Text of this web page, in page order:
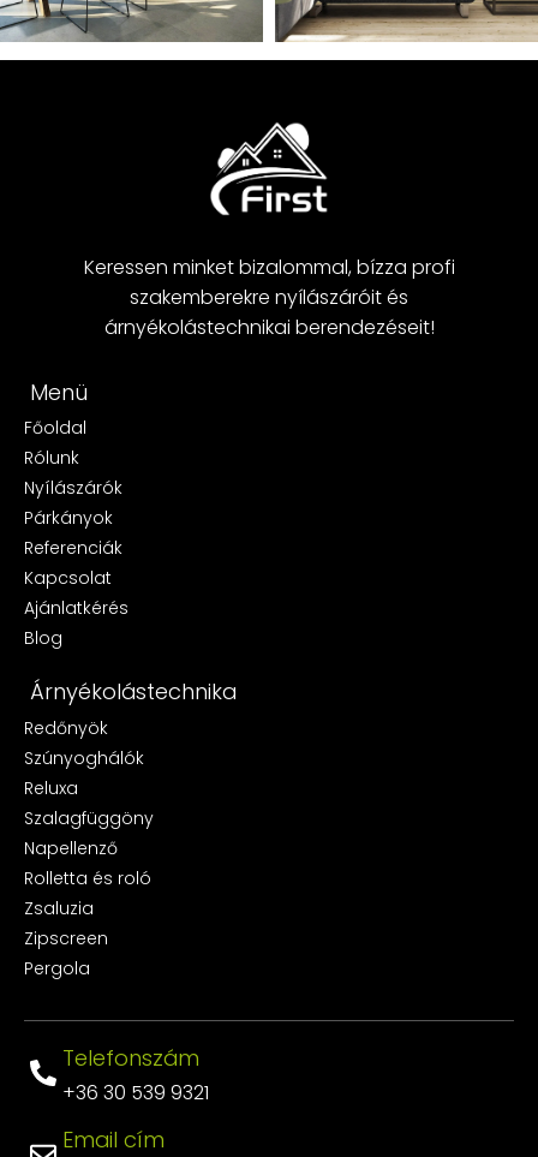
Keressen minket bizalommal, bízza profi
szakemberekre nyílászáróit és
árnyékolástechnikai berendezéseit!
Menü
Főoldal
Rólunk
Nyílászárók
Párkányok
Referenciák
Kapcsolat
Ajánlatkérés
Blog
Árnyékolástechnika
Redőnyök
Szúnyoghálók
Reluxa
Szalagfüggöny
Napellenző
Rolletta és roló
Zsaluzia
Zipscreen
Pergola
+36 30 539 9321
Telefonszám
Email cím